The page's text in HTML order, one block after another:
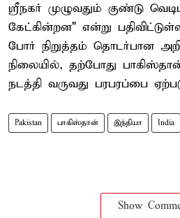
ஸ்ரீநகர் முழுவதும் குண்டு
கேட்கின்றன" என்று
போர் நிறுத்தம் தொடர்பான
நிலையில், தற்போது
நடத்தி வருவது பரபரப்பை
Pakistan பாகிஸ்தான் இந்தியா India
Show